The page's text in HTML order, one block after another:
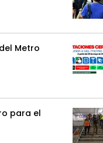
Metro
para el